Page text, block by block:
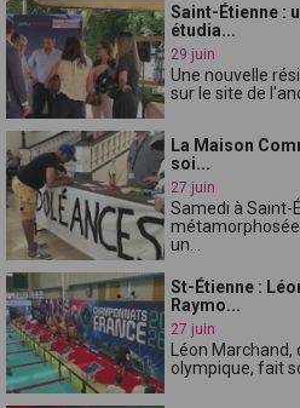
Saint-Étienne :
étudia...
29 juin
Une nouvelle
sur le site de
La Maison
soi...
27 juin
Samedi à Saint-
un...
St-Étienne :
Raymo...
27 juin
Léon
olympique, fait